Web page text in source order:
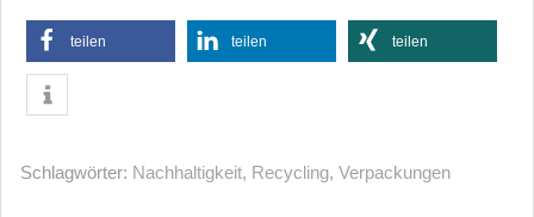
teilen teilen teilen
Schlagwörter: Nachhaltigkeit, Recycling, Verpackungen